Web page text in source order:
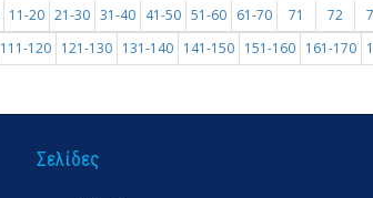
11-20 21-30 31-40 41-50 51-60 61-70 71 72
111-120 121-130 131-140 141-150 151-160 161-170
Σελίδες